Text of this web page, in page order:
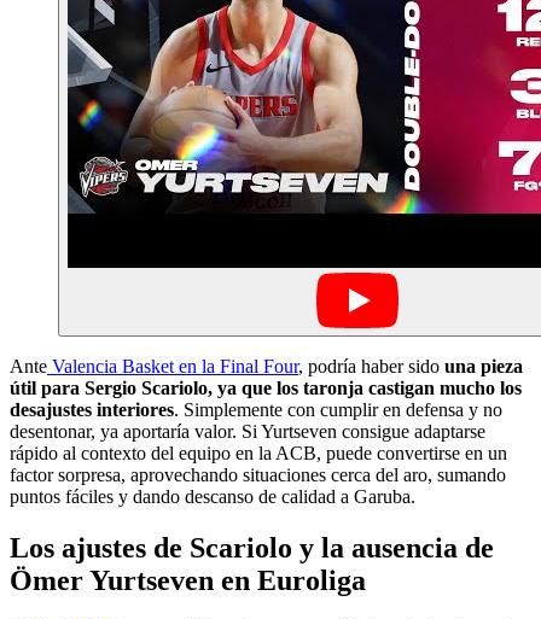
Ante Valencia Basket en la Final Four, podría haber sido una pieza
útil para Sergio Scariolo, ya que los taronja castigan mucho los
desajustes interiores. Simplemente con cumplir en defensa y no
desentonar, ya aportaría valor. Si Yurtseven consigue adaptarse
rápido al contexto del equipo en la ACB, puede convertirse en un
factor sorpresa, aprovechando situaciones cerca del aro, sumando
puntos fáciles y dando descanso de calidad a Garuba.
Los ajustes de Scariolo y la ausencia de
Ömer Yurtseven en Euroliga